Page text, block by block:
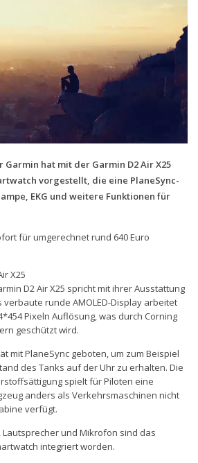
Tarife
hat mit der Garmin D2 Air X25
vorgestellt, die eine PlaneSync-
EKG und weitere Funktionen für
für umgerechnet rund 640 Euro
X25
D2 Air X25 spricht mit ihrer Ausstattung
verbaute runde AMOLED-Display arbeitet
Pixeln Auflösung, was durch Corning
geschützt wird.
mit PlaneSync geboten, um zum Beispiel
des Tanks auf der Uhr zu erhalten. Die
spielt für Piloten eine
anders als Verkehrsmaschinen nicht
verfügt.
Lautsprecher und Mikrofon sind das
integriert worden.